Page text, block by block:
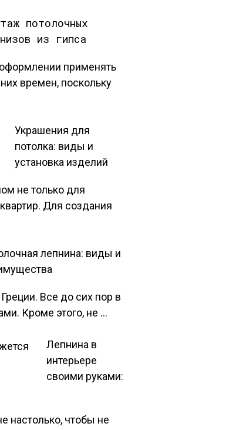
потолочных
из гипса
применять
времен, поскольку
Украшения для
потолка: виды и
установка изделий
не только для
Для создания
лепнина: виды и
Все до сих пор в
Кроме этого, не …
Лепнина в
интерьере
своими руками:
настолько, чтобы не